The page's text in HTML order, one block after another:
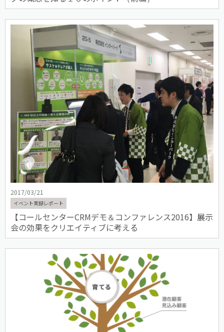
2017/03/21
イベント実録レポート
【コールセンターCRMデモ＆コンファレンス2016】展示
会の効果をクリエイティブに考える